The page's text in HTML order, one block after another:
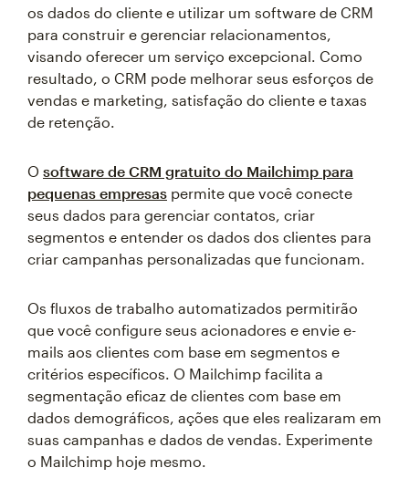
os dados do cliente e utilizar um software de CRM
para construir e gerenciar relacionamentos,
visando oferecer um serviço excepcional. Como
resultado, o CRM pode melhorar seus esforços de
vendas e marketing, satisfação do cliente e taxas
de retenção.
O software de CRM gratuito do Mailchimp para
pequenas empresas permite que você conecte
seus dados para gerenciar contatos, criar
segmentos e entender os dados dos clientes para
criar campanhas personalizadas que funcionam.
Os fluxos de trabalho automatizados permitirão
que você configure seus acionadores e envie e-
mails aos clientes com base em segmentos e
critérios específicos. O Mailchimp facilita a
segmentação eficaz de clientes com base em
dados demográficos, ações que eles realizaram em
suas campanhas e dados de vendas. Experimente
o Mailchimp hoje mesmo.